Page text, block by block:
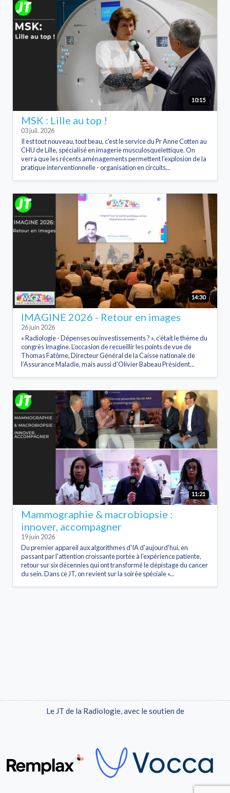
10:15
MSK : Lille au top !
03 juil. 2026
Il est tout nouveau, tout beau, c'est le service du Pr Anne Cotten au
CHU de Lille, spécialisé en imagerie musculosquelettique. On
verra que les récents aménagements permettent l'explosion de la
pratique interventionnelle - organisation en circuits...
14:30
IMAGINE 2026 - Retour en images
26 juin 2026
« Radiologie - Dépenses ou investissements ? », c’était le thème du
congrès Imagine. L’occasion de recueillir les points de vue de
Thomas Fatôme, Directeur Général de la Caisse nationale de
l’Assurance Maladie, mais aussi d’Olivier Babeau Président...
11:21
Mammographie & macrobiopsie :
innover, accompagner
19 juin 2026
Du premier appareil aux algorithmes d'IA d'aujourd'hui, en
passant par l'attention croissante portée à l'expérience patiente,
retour sur six décennies qui ont transformé le dépistage du cancer
du sein. Dans ce JT, on revient sur la soirée spéciale «...
Le JT de la Radiologie, avec le soutien de